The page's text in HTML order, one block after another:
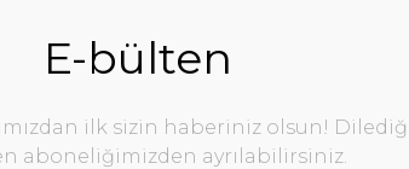
E-bülten
ilk sizin haberiniz olsun!
aboneliğimizden ayrılabilirsiniz.